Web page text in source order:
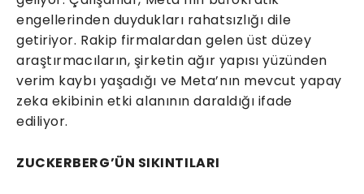
engellerinden duydukları rahatsızlığı dile
getiriyor. Rakip firmalardan gelen üst düzey
araştırmacıların, şirketin ağır yapısı yüzünden
verim kaybı yaşadığı ve Meta’nın mevcut yapay
zeka ekibinin etki alanının daraldığı ifade
ediliyor.
ZUCKERBERG’ÜN SIKINTILARI